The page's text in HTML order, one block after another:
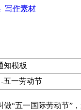
写作素材
知模板
五一劳动节
“五一国际劳动节”